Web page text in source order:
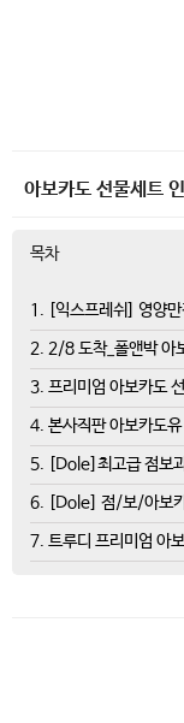
아보카도 선물세트
목차
1. [익스프레쉬] 영양만
2. 2/8 도착_폴앤박 아
3. 프리미엄 아보카도
4. 본사직판 아보카도
5. [Dole]최고급 점보
6. [Dole] 점/보/아보
7. 트루디 프리미엄 아